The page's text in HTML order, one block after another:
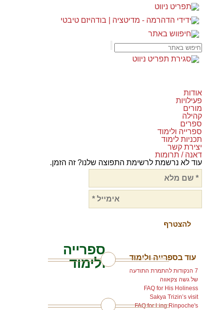
אודות
פעילויות
מורים
קהילה
ספרים
ספרייה ולימוד
תכניות לימוד
יצירת קשר
דאנה / תרומות
עוד לא נרשמת לרשימת התפוצה שלנו? זה הזמן.
עוד בספרייה ולימוד
7 הנקודות להתמרת התודעה
של גשה צקאווה
FAQ for His Holiness
Sakya Trizin’s visit
FAQ for Ling Rinpoche's
ספרייה
ולימוד